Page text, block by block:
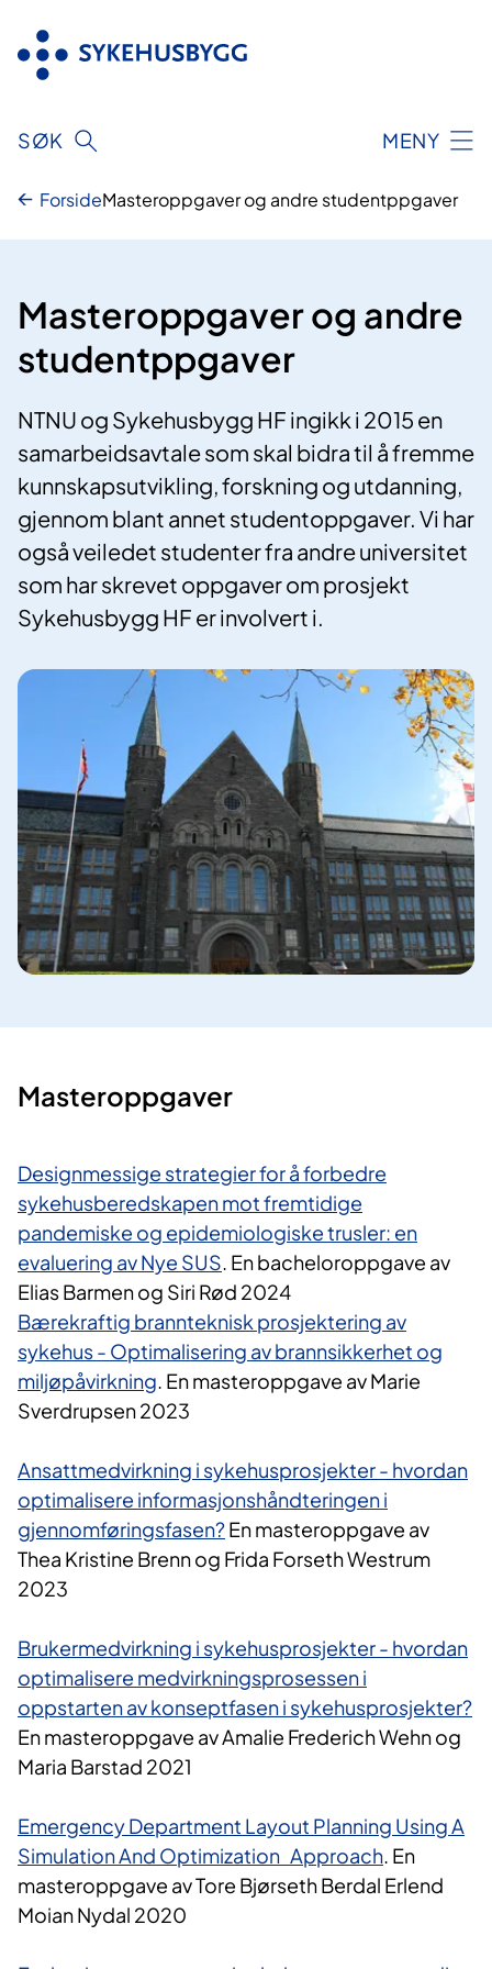
innhold
SØK MENY
ForsideMasteroppgaver og andre studentppgaver
Masteroppgaver og andre
studentppgaver
NTNU og Sykehusbygg HF ingikk i 2015 en
samarbeidsavtale som skal bidra til å fremme
kunnskapsutvikling, forskning og utdanning,
gjennom blant annet studentoppgaver. Vi har
også veiledet studenter fra andre universitet
som har skrevet oppgaver om prosjekt
Sykehusbygg HF er involvert i.
​Masteroppgaver
Designmessige strategier for å forbedre
sykehusberedskapen mot fremtidige
pandemiske og epidemiologiske trusler: en
evaluering av Nye SUS. En bacheloroppgave av
Elias Barmen og Siri Rød 2024
Bærekraftig brannteknisk prosjektering av
sykehus - Optimalisering av brannsikkerhet og
miljøpåvirkning. En masteroppgave av Marie
Sverdrupsen 2023
Ansattmedvirkning i sykehusprosjekter - hvordan
optimalisere informasjonshåndteringen i
gjennomføringsfasen?En masteroppgave av
Thea Kristine Brenn og Frida Forseth Westrum
2023
Brukermedvirkning i sykehusprosjekter - hvordan
optimalisere medvirkningsprosessen i
oppstarten av konseptfasen i sykehusprosjekter?
En masteroppgave av Amalie Frederich Wehn og
Maria Barstad 2021
Emergency Department Layout Planning Using A
Simulation And Optimization Approach. En
masteroppgave av Tore Bjørseth Berdal Erlend
Moian Nydal 2020